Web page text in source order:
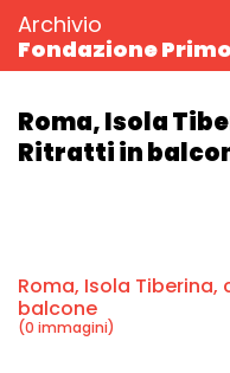
Archivio
Fondazione
Roma, Isola
Ritratti in
Roma, Isola
balcone
(0 immagini)